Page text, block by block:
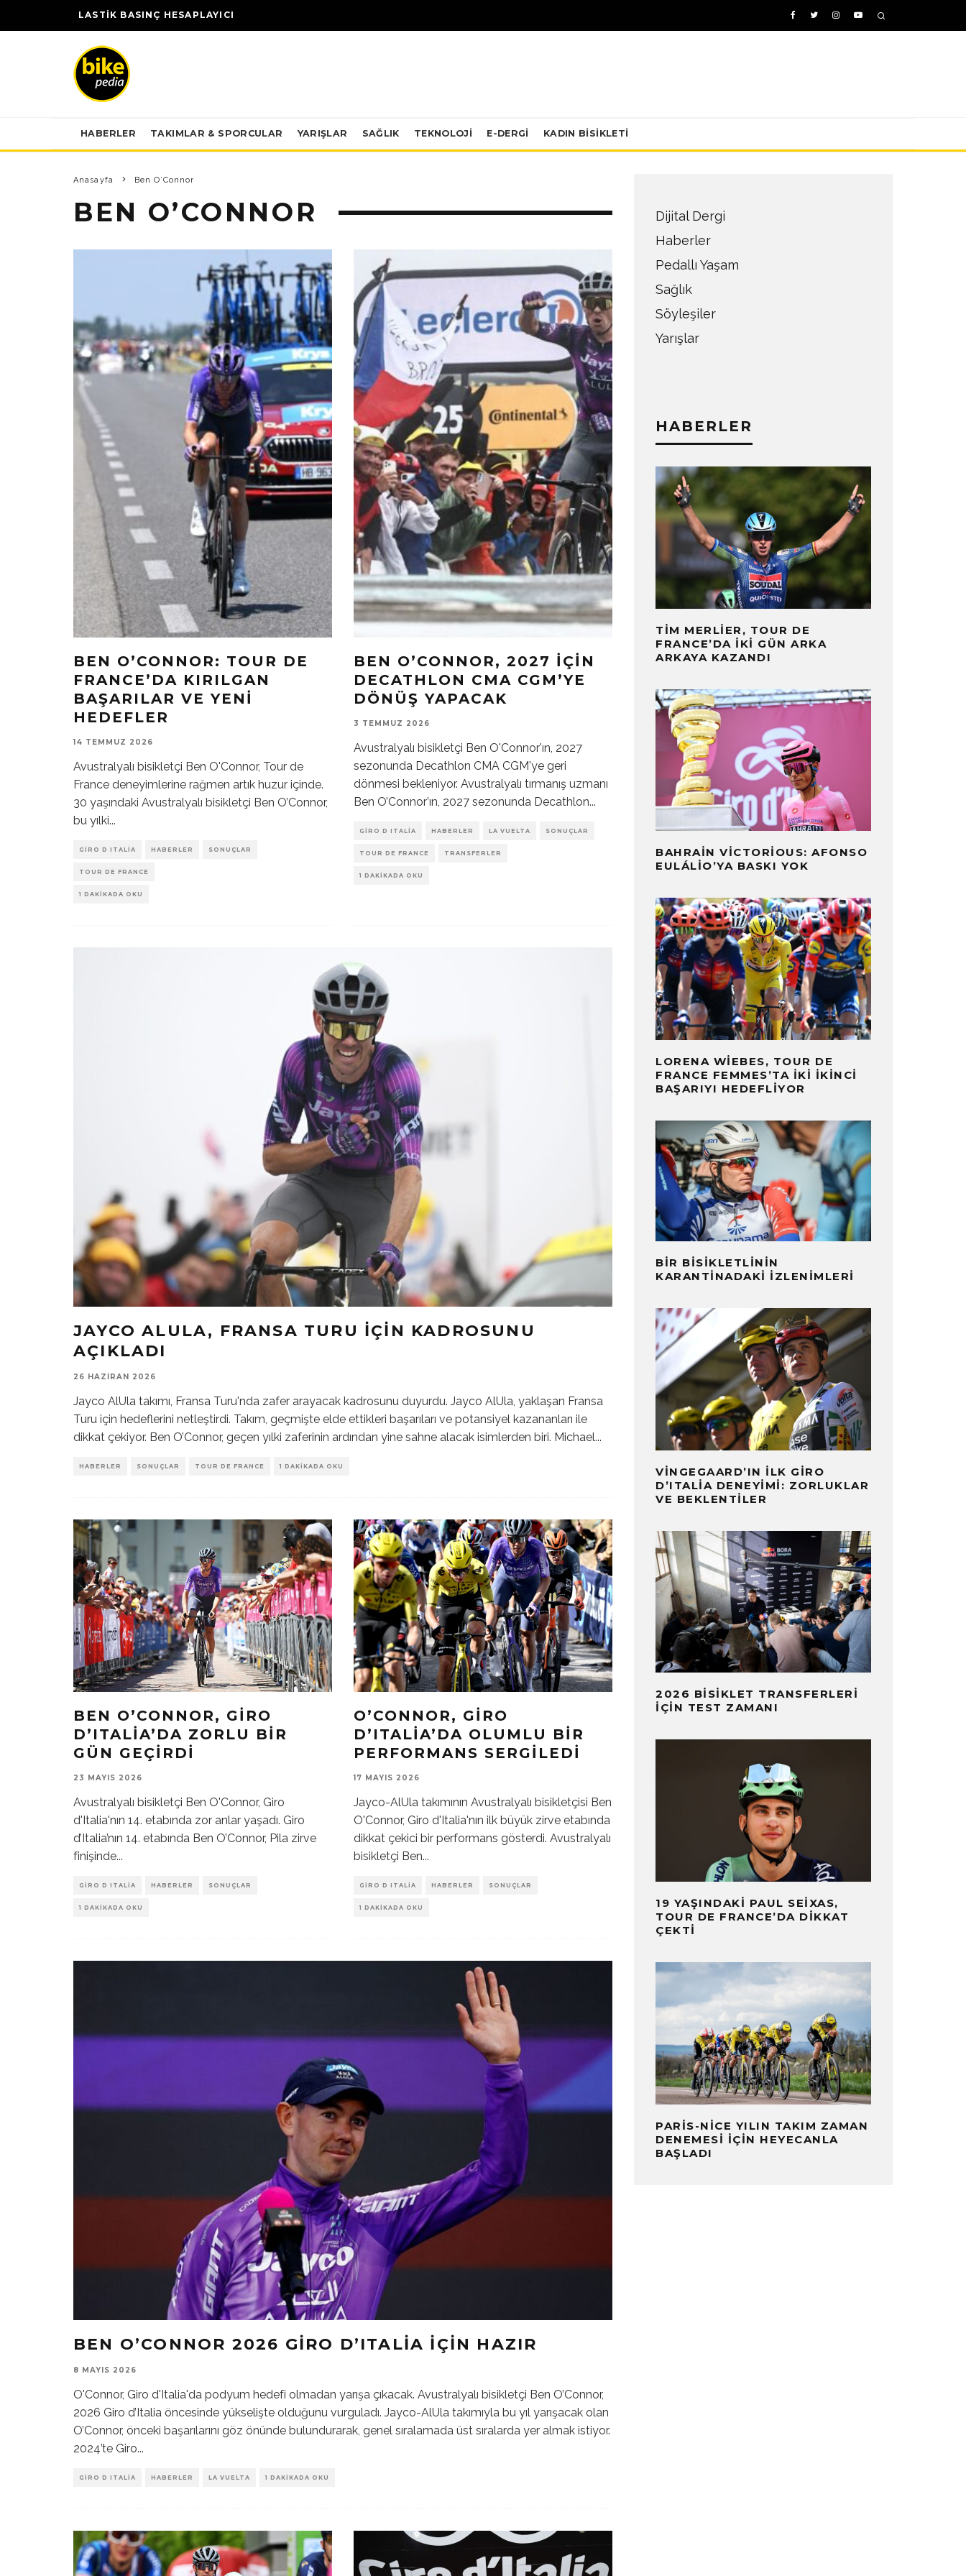
LASTİK BASINÇ HESAPLAYICI
HABERLER TAKIMLAR & SPORCULAR YARIŞLAR SAĞLIK TEKNOLOJI E-DERGİ KADIN BISIKLETI
Anasayfa Ben O’Connor
BEN O’CONNOR
BEN O’CONNOR: TOUR DE
FRANCE’DA KIRILGAN
BAŞARILAR VE YENI
HEDEFLER
14 TEMMUZ 2026
Avustralyalı bisikletçi Ben O'Connor, Tour de
France deneyimlerine rağmen artık huzur içinde.
30 yaşındaki Avustralyalı bisikletçi Ben O’Connor,
bu yılki...
GIRO D ITALIA HABERLER SONUÇLAR
TOUR DE FRANCE
1 DAKIKADA OKU
BEN O’CONNOR, 2027 İÇIN
DECATHLON CMA CGM’YE
DÖNÜŞ YAPACAK
3 TEMMUZ 2026
Avustralyalı bisikletçi Ben O'Connor'ın, 2027
sezonunda Decathlon CMA CGM'ye geri
dönmesi bekleniyor. Avustralyalı tırmanış uzmanı
Ben O’Connor’ın, 2027 sezonunda Decathlon...
GIRO D ITALIA HABERLER LA VUELTA SONUÇLAR
TOUR DE FRANCE TRANSFERLER
1 DAKIKADA OKU
JAYCO ALULA, FRANSA TURU İÇIN KADROSUNU
AÇIKLADI
26 HAZIRAN 2026
Jayco AlUla takımı, Fransa Turu'nda zafer arayacak kadrosunu duyurdu. Jayco AlUla, yaklaşan Fransa
Turu için hedeflerini netleştirdi. Takım, geçmişte elde ettikleri başarıları ve potansiyel kazananları ile
dikkat çekiyor. Ben O’Connor, geçen yılki zaferinin ardından yine sahne alacak isimlerden biri. Michael...
HABERLER SONUÇLAR TOUR DE FRANCE 1 DAKIKADA OKU
BEN O’CONNOR, GIRO
D’ITALIA’DA ZORLU BIR
GÜN GEÇIRDI
23 MAYIS 2026
Avustralyalı bisikletçi Ben O'Connor, Giro
d'Italia'nın 14. etabında zor anlar yaşadı. Giro
d’Italia’nın 14. etabında Ben O’Connor, Pila zirve
finişinde...
GIRO D ITALIA HABERLER SONUÇLAR
1 DAKIKADA OKU
O’CONNOR, GIRO
D’ITALIA’DA OLUMLU BIR
PERFORMANS SERGILEDI
17 MAYIS 2026
Jayco-AlUla takımının Avustralyalı bisikletçisi Ben
O'Connor, Giro d'Italia'nın ilk büyük zirve etabında
dikkat çekici bir performans gösterdi. Avustralyalı
bisikletçi Ben...
GIRO D ITALIA HABERLER SONUÇLAR
1 DAKIKADA OKU
BEN O’CONNOR 2026 GIRO D’ITALIA İÇIN HAZIR
8 MAYIS 2026
O'Connor, Giro d'Italia'da podyum hedefi olmadan yarışa çıkacak. Avustralyalı bisikletçi Ben O’Connor,
2026 Giro d’Italia öncesinde yükselişte olduğunu vurguladı. Jayco-AlUla takımıyla bu yıl yarışacak olan
O’Connor, önceki başarılarını göz önünde bulundurarak, genel sıralamada üst sıralarda yer almak istiyor.
2024’te Giro...
GIRO D ITALIA HABERLER LA VUELTA 1 DAKIKADA OKU
Dijital Dergi
Haberler
Pedallı Yaşam
Sağlık
Söyleşiler
Yarışlar
HABERLER
TIM MERLIER, TOUR DE
FRANCE’DA İKI GÜN ARKA
ARKAYA KAZANDI
BAHRAIN VICTORIOUS: AFONSO
EULÁLIO’YA BASKI YOK
LORENA WIEBES, TOUR DE
FRANCE FEMMES’TA İKI İKINCI
BAŞARIYI HEDEFLIYOR
BIR BISIKLETLININ
KARANTINADAKI İZLENIMLERI
VINGEGAARD’IN İLK GIRO
D’ITALIA DENEYIMI: ZORLUKLAR
VE BEKLENTILER
2026 BISIKLET TRANSFERLERI
İÇIN TEST ZAMANI
19 YAŞINDAKI PAUL SEIXAS,
TOUR DE FRANCE’DA DIKKAT
ÇEKTI
PARIS-NICE YILIN TAKIM ZAMAN
DENEMESI İÇIN HEYECANLA
BAŞLADI